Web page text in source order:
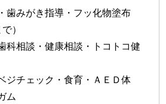
歯みがき指導・フッ化物塗布
）
科相談・健康相談・トコトコ健
ジチェック・食育・ＡＥＤ体
ム